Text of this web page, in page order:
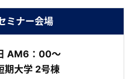
ミナー会場
AM6：00～
期大学 2号棟